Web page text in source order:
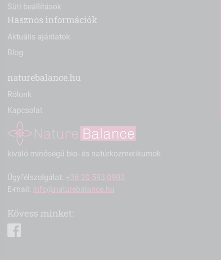
Süti beállítások
Hasznos információk
Aktuális ajánlatok
Blog
naturebalance.hu
Rólunk
Kapcsolat
kiváló minőségű bio- és natúrkozmetikumok
Ügyfélszolgálat: +36-20-593-0902
E-mail: info@naturebalance.hu
Kövess minket: